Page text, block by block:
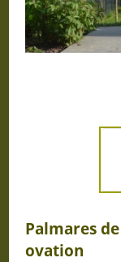
Palmares
ovation